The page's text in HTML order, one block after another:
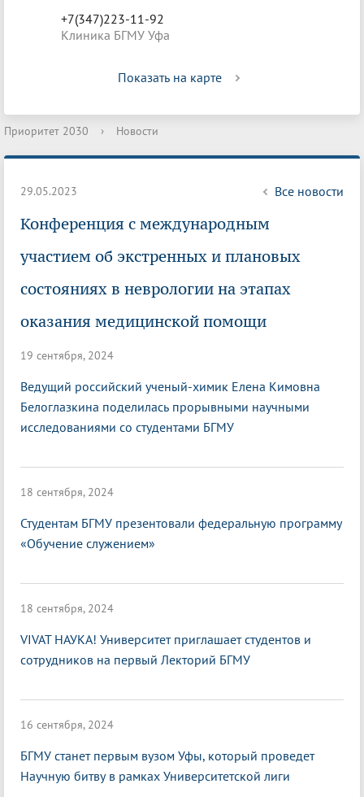
+7(347)223-11-92
Клиника БГМУ Уфа
Показать на карте
Приоритет 2030 › Новости
29.05.2023 Все новости
Конференция с международным
участием об экстренных и плановых
состояниях в неврологии на этапах
оказания медицинской помощи
19 сентября, 2024
Ведущий российский ученый-химик Елена Кимовна
Белоглазкина поделилась прорывными научными
исследованиями со студентами БГМУ
18 сентября, 2024
Студентам БГМУ презентовали федеральную программу
«Обучение служением»
18 сентября, 2024
VIVAT НАУКА! Университет приглашает студентов и
сотрудников на первый Лекторий БГМУ
16 сентября, 2024
БГМУ станет первым вузом Уфы, который проведет
Научную битву в рамках Университетской лиги